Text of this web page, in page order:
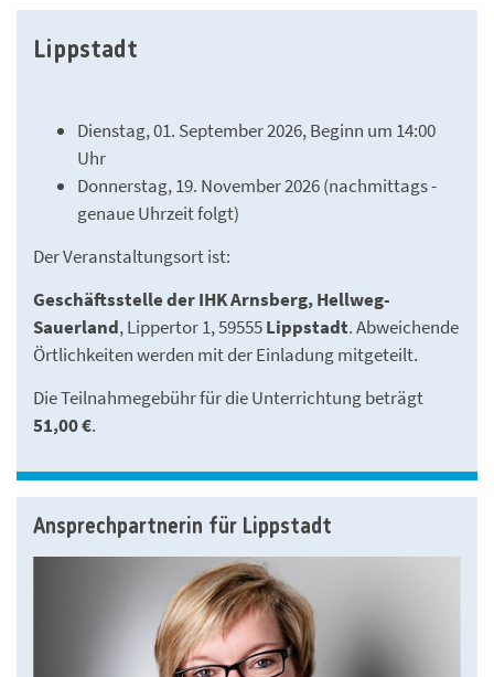
Lippstadt
Dienstag, 01. September 2026, Beginn um 14:00
Uhr
Donnerstag, 19. November 2026 (nachmittags -
genaue Uhrzeit folgt)
Der Veranstaltungsort ist:
Geschäftsstelle der IHK Arnsberg, Hellweg-
Sauerland, Lippertor 1, 59555Lippstadt. Abweichende
Örtlichkeiten werden mit der Einladung mitgeteilt.
Die Teilnahmegebühr für die Unterrichtung beträgt
51,00 €.
Ansprechpartnerin für Lippstadt